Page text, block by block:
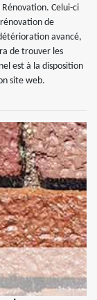
Celui-ci
de
avancé,
de trouver les
est à la disposition
site web.